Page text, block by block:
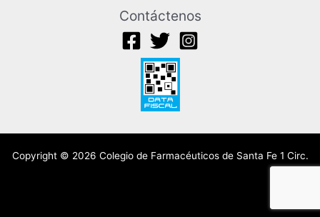
Contáctenos
Copyright © 2026 Colegio de Farmacéuticos de Santa Fe 1 Circ.